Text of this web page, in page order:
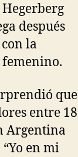
después
la
que
entre 18
Argentina
en mi